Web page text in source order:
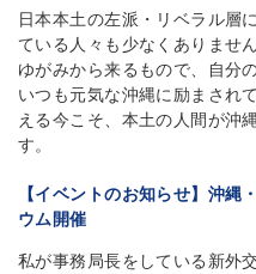
日本本土の左派・リベラル層
ている人々も少なくありませ
ゆがみから来るもので、自分
いつも元気な沖縄に励まされ
える今こそ、本土の人間が沖
す。
【イベントのお知らせ】沖
ウム開催
私が事務局長をしている新外